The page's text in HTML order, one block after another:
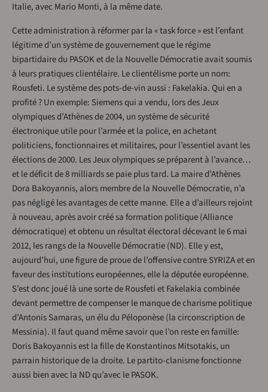
Italie, avec Mario Monti, à la même date.
Cette administration à réformer par la « task force » est l’enfant
légitime d’un système de gouvernement que le régime
bipartidaire du PASOK et de la Nouvelle Démocratie avait soumis
à leurs pratiques clientélaire. Le clientélisme porte un nom:
Rousfeti. Le système des pots-de-vin aussi : Fakelakia. Qui en a
profité ? Un exemple: Siemens qui a vendu, lors des Jeux
olympiques d’Athènes de 2004, un système de sécurité
électronique utile pour l’armée et la police, en achetant
politiciens, fonctionnaires et militaires, pour l’essentiel avant les
élections de 2000. Les Jeux olympiques se préparent à l’avance…
et le déficit de 8 milliards se paie plus tard. La maire d’Athènes
Dora Bakoyannis, alors membre de la Nouvelle Démocratie, n’a
pas négligé les avantages de cette manne. Elle a d’ailleurs rejoint
à nouveau, après avoir créé sa formation politique (Alliance
démocratique) et obtenu un résultat électoral décevant le 6 mai
2012, les rangs de la Nouvelle Démocratie (ND). Elle y est,
aujourd’hui, une figure de proue de l’offensive contre SYRIZA et en
faveur des institutions européennes, elle la députée européenne.
S’est donc joué là une sorte de Rousfeti et Fakelakia combinée
devant permettre de compenser le manque de charisme politique
d’Antonis Samaras, un élu du Péloponèse (la circonscription de
Messinia). Il faut quand même savoir que l’on reste en famille:
Doris Bakoyannis est la fille de Konstantinos Mitsotakis, un
parrain historique de la droite. Le partito-clanisme fonctionne
aussi bien avec la ND qu’avec le PASOK.